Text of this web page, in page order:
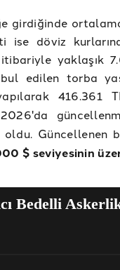
girdiğinde
ise döviz
yaklaşık
edilen torba
416.361
2026'da
oldu. Güncellenen
$ seviyesinin